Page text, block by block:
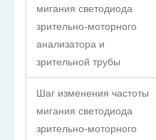
мигания светодиода
зрительно-моторного
анализатора и
зрительной трубы
Шаг изменения частоты
мигания светодиода
зрительно-моторного